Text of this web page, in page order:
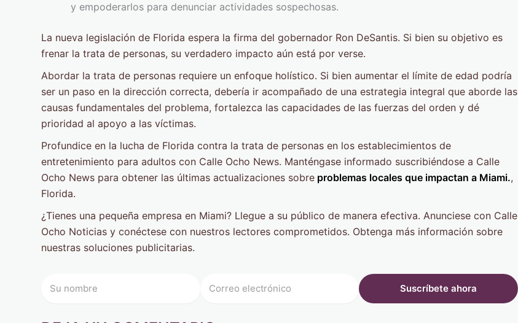
y empoderarlos para denunciar actividades sospechosas.
La nueva legislación de Florida espera la firma del gobernador Ron DeSantis. Si bien su objetivo es
frenar la trata de personas, su verdadero impacto aún está por verse.
Abordar la trata de personas requiere un enfoque holístico. Si bien aumentar el límite de edad podría
ser un paso en la dirección correcta, debería ir acompañado de una estrategia integral que aborde las
causas fundamentales del problema, fortalezca las capacidades de las fuerzas del orden y dé
prioridad al apoyo a las víctimas.
Profundice en la lucha de Florida contra la trata de personas en los establecimientos de
entretenimiento para adultos con Calle Ocho News. Manténgase informado suscribiéndose a Calle
Ocho News para obtener las últimas actualizaciones sobre problemas locales que impactan a Miami.,
Florida.
¿Tienes una pequeña empresa en Miami? Llegue a su público de manera efectiva. Anunciese con Calle
Ocho Noticias y conéctese con nuestros lectores comprometidos. Obtenga más información sobre
nuestras soluciones publicitarias.